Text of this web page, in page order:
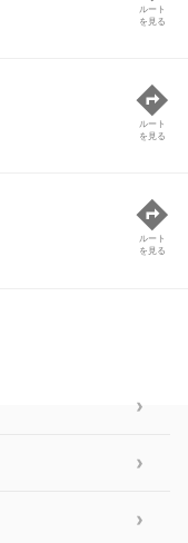
ルート
を見る
ルート
を見る
ルート
を見る